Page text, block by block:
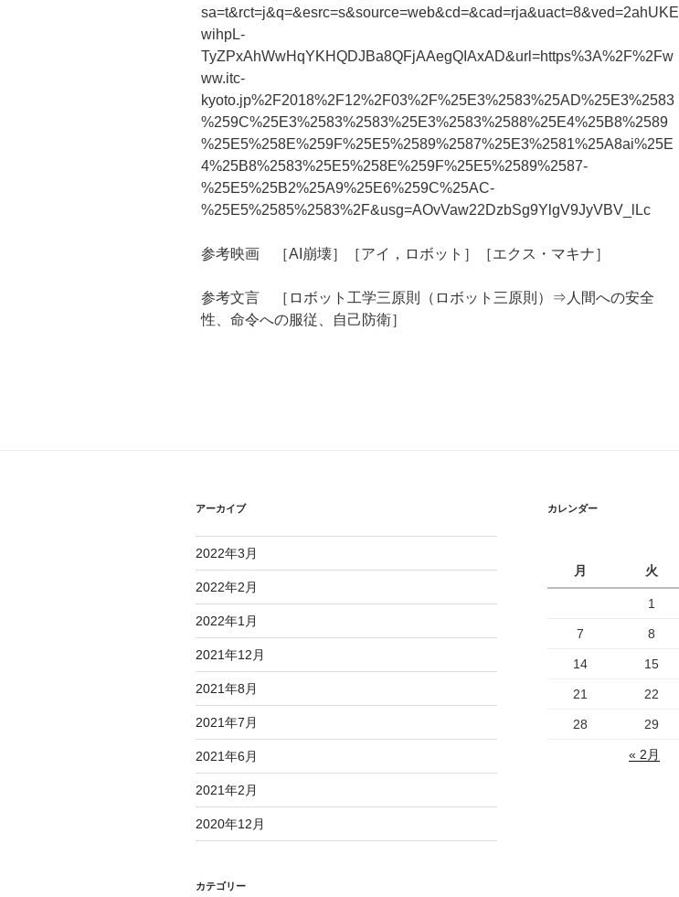
sa=t&rct=j&q=&esrc=s&source=web&cd=&cad=rja&uact=8&ved=2ahUKE
wihpL-
TyZPxAhWwHqYKHQDJBa8QFjAAegQIAxAD&url=https%3A%2F%2Fw
ww.itc-
kyoto.jp%2F2018%2F12%2F03%2F%25E3%2583%25AD%25E3%2583
%259C%25E3%2583%2583%25E3%2583%2588%25E4%25B8%2589
%25E5%258E%259F%25E5%2589%2587%25E3%2581%25A8ai%25E
4%25B8%2583%25E5%258E%259F%25E5%2589%2587-
%25E5%25B2%25A9%25E6%259C%25AC-
%25E5%2585%2583%2F&usg=AOvVaw22DzbSg9YlgV9JyVBV_lLc
参考映画 ［AI崩壊］［アイ，ロボット］［エクス・マキナ］
参考文言 ［ロボット工学三原則（ロボット三原則）⇒人間への安全
性、命令への服従、自己防衛］
アーカイブ
2022年3月
2022年2月
2022年1月
2021年12月
2021年8月
2021年7月
2021年6月
2021年2月
2020年12月
カテゴリー
カレンダー
月
火
1
7 8
14 15
21 22
28 29
« 2月